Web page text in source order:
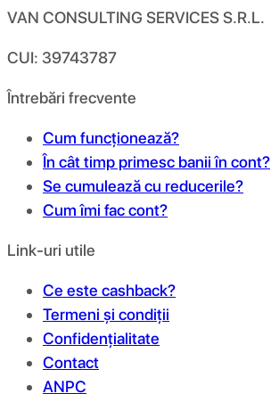
VAN CONSULTING SERVICES S.R.L.
CUI: 39743787
Întrebări frecvente
Cum funcționează?
În cât timp primesc banii în cont?
Se cumulează cu reducerile?
Cum îmi fac cont?
Link-uri utile
Ce este cashback?
Termeni și condiții
Confidențialitate
Contact
ANPC